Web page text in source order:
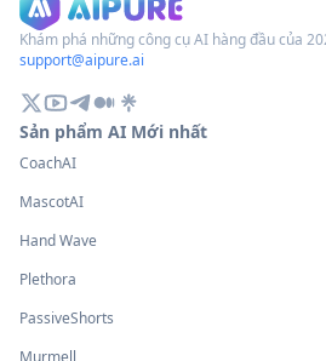
Khám phá những công cụ AI hàng đầu của
support@aipure.ai
Sản phẩm AI Mới nhất
CoachAI
MascotAI
Hand Wave
Plethora
PassiveShorts
Murmell